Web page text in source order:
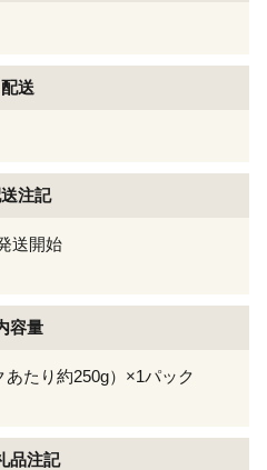
配送
注記
送開始
容量
あたり約250g）×1パック
品注記